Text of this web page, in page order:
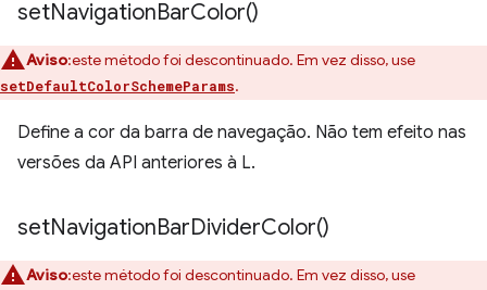
setNavigationBarColor()
Aviso:este método foi descontinuado. Em vez disso, use
setDefaultColorSchemeParams.
Define a cor da barra de navegação. Não tem efeito nas
versões da API anteriores à L.
setNavigationBarDividerColor()
Aviso:este método foi descontinuado. Em vez disso, use